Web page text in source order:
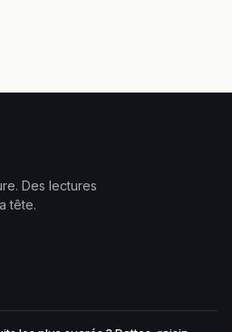
Des lectures
tête.